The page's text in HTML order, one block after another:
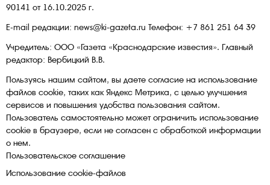
Пользовательское соглашение
Использование cookie-файлов
90141 от 16.10.2025 г.
E-mail редакции: news@ki-gazeta.ru Телефон: +7 861 251 64 39
Учредитель: ООО «Газета «Краснодарские известия». Главный
редактор: Вербицкий В.В.
Пользуясь нашим сайтом, вы даете согласие на использование
файлов сооkіе, таких как Яндекс Метрика, с целью улучшения
сервисов и повышения удобства пользования сайтом.
Пользователь самостоятельно может ограничить использование
сооkіе в браузере, если не согласен с обработкой информации
о нем.